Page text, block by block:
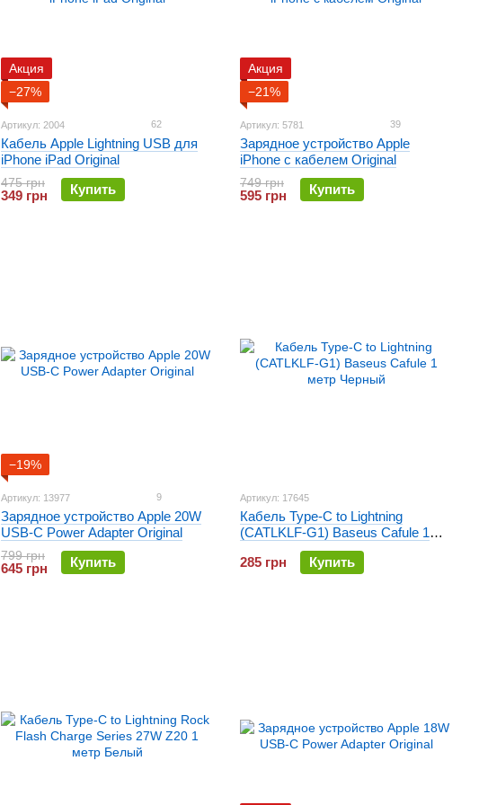
Акция
−27%
Артикул: 2004 62
Кабель Apple Lightning USB для
iPhone iPad Original
475 грн
349 грн Купить
Акция
−21%
Артикул: 5781 39
Зарядное устройство Apple
iPhone с кабелем Original
749 грн
595 грн Купить
−19%
Артикул: 13977 9
Зарядное устройство Apple 20W
USB-C Power Adapter Original
799 грн
645 грн Купить
Артикул: 17645
Кабель Type-C to Lightning
(CATLKLF-G1) Baseus Cafule 1
метр Черный
285 грн
Купить